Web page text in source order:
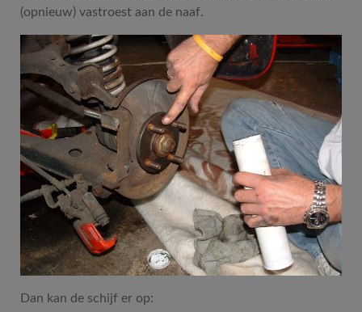
(opnieuw) vastroest aan de naaf.
Dan kan de schijf er op: